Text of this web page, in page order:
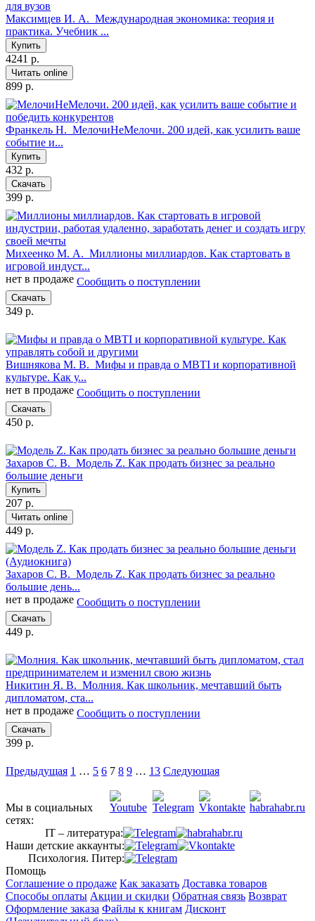
Максимцев И. А. Международная экономика: теория и
практика. Учебник ...
Купить
4241 р.
Читать online
899 р.
Франкель Н. МелочиНеМелочи. 200 идей, как усилить ваше
событие и...
Купить
432 р.
Скачать
399 р.
Михеенко М. А. Миллионы миллиардов. Как стартовать в
игровой индуст...
нет в продаже Сообщить о поступлении
Скачать
349 р.
Вишнякова М. В. Мифы и правда о MBTI и корпоративной
культуре. Как у...
нет в продаже Сообщить о поступлении
Скачать
450 р.
Захаров С. В. Модель Z. Как продать бизнес за реально
большие деньги
Купить
207 р.
Читать online
449 р.
Захаров С. В. Модель Z. Как продать бизнес за реально
большие день...
нет в продаже Сообщить о поступлении
Скачать
449 р.
Никитин Я. В. Молния. Как школьник, мечтавший быть
дипломатом, ста...
нет в продаже Сообщить о поступлении
Скачать
399 р.
Предыдущая 1 … 5 6 7 8 9 … 13 Следующая
Мы в социальных
сетях:
IT – литература:
Наши детские аккаунты:
Психология. Питер:
Помощь
Соглашение о продаже Как заказать Доставка товаров
Способы оплаты Акции и скидки Обратная связь Возврат
Оформление заказа Файлы к книгам Дисконт